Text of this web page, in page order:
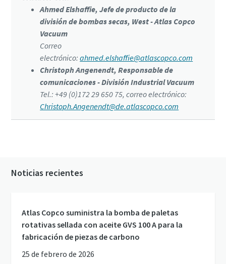
Ahmed Elshaffie, Jefe de producto de la
división de bombas secas, West - Atlas Copco
Vacuum
Correo
electrónico:ahmed.elshaffie@atlascopco.com
Christoph Angenendt, Responsable de
comunicaciones - División Industrial Vacuum
Tel.: +49 (0)172 29 650 75, correo electrónico:
Christoph.Angenendt@de.atlascopco.com
Noticias recientes
Atlas Copco suministra la bomba de paletas
rotativas sellada con aceite GVS 100 A para la
fabricación de piezas de carbono
25 de febrero de 2026